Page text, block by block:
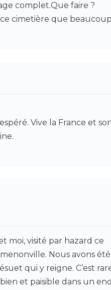
complet.Que faire ?
cimetière que
Vive la France et
moi, visité par hazard ce
Nous avons été
qui y reigne. C’est
bien et paisible dans un